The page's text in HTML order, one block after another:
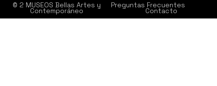
© 2 MUSEOS Bellas Artes y
Contemporáneo
Preguntas Frecuentes
Contacto